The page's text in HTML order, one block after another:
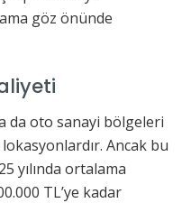
göz önünde
da oto sanayi bölgeleri
Ancak bu
yılında ortalama
TL’ye kadar